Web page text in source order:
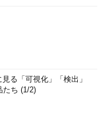
迎えた。暗
能は持ってい
る「可視化」「検出」
たち (1/2)